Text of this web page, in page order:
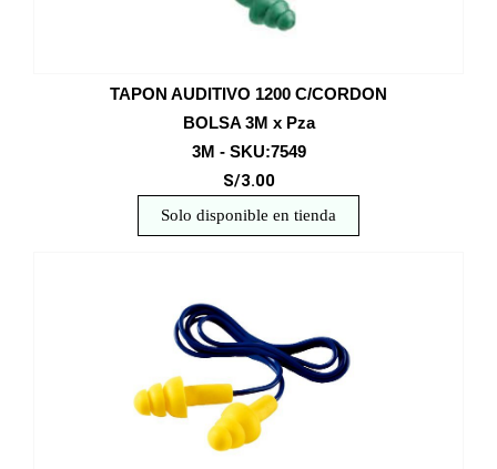
TAPON AUDITIVO 1200 C/CORDON
BOLSA 3M x Pza
3M - SKU:7549
S/3.00
Solo disponible en tienda